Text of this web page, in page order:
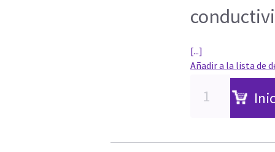
[...]
Añadir a la lista de